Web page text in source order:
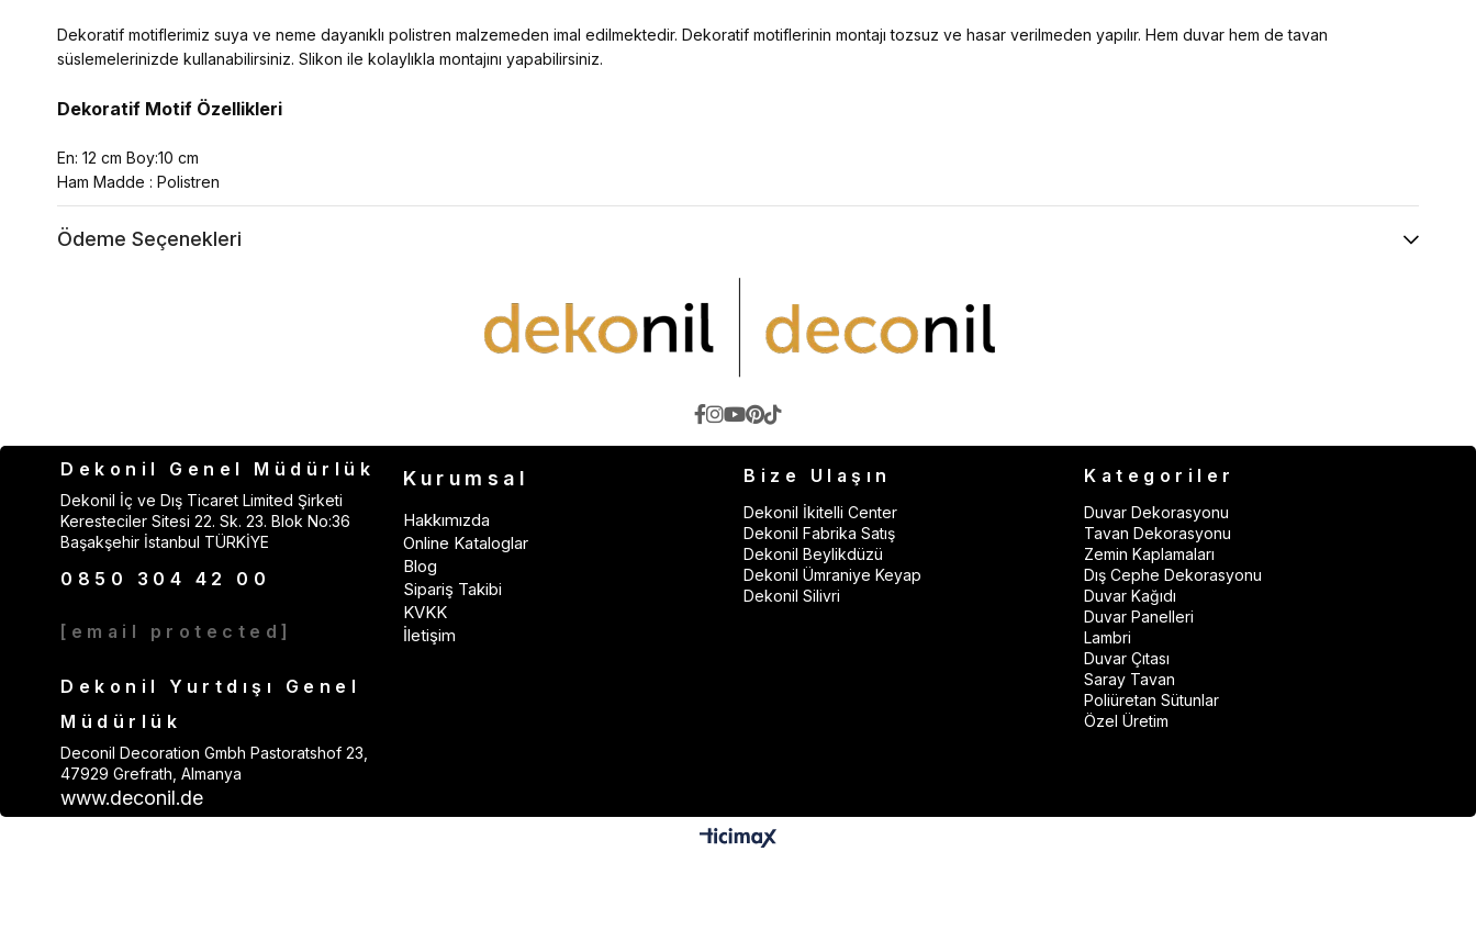
Dekoratif motiflerimiz suya ve neme dayanıklı polistren malzemeden imal edilmektedir. Dekoratif motiflerinin montajı tozsuz ve hasar verilmeden yapılır. Hem duvar hem de tavan
süslemelerinizde kullanabilirsiniz. Slikon ile kolaylıkla montajını yapabilirsiniz.
Dekoratif Motif Özellikleri
En: 12 cm Boy:10 cm
Ham Madde : Polistren
Ödeme Seçenekleri
Dekonil Genel Müdürlük
Dekonil İç ve Dış Ticaret Limited Şirketi
Keresteciler Sitesi 22. Sk. 23. Blok No:36
Başakşehir İstanbul TÜRKİYE
0850 304 42 00
[email protected]
Dekonil Yurtdışı Genel
Müdürlük
Deconil Decoration Gmbh Pastoratshof 23,
47929 Grefrath, Almanya
www.deconil.de
Kurumsal
Hakkımızda
Online Kataloglar
Blog
Sipariş Takibi
KVKK
İletişim
Bize Ulaşın
Dekonil İkitelli Center
Dekonil Fabrika Satış
Dekonil Beylikdüzü
Dekonil Ümraniye Keyap
Dekonil Silivri
Kategoriler
Duvar Dekorasyonu
Tavan Dekorasyonu
Zemin Kaplamaları
Dış Cephe Dekorasyonu
Duvar Kağıdı
Duvar Panelleri
Lambri
Duvar Çıtası
Saray Tavan
Poliüretan Sütunlar
Özel Üretim